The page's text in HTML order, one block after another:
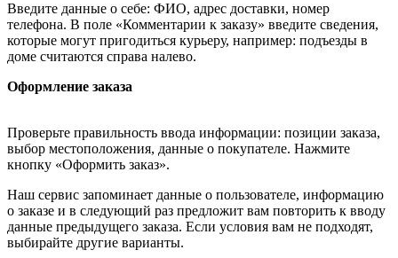
Введите данные о себе: ФИО, адрес доставки, номер
телефона. В поле «Комментарии к заказу» введите сведения,
которые могут пригодиться курьеру, например: подъезды в
доме считаются справа налево.
Оформление заказа
Проверьте правильность ввода информации: позиции заказа,
выбор местоположения, данные о покупателе. Нажмите
кнопку «Оформить заказ».
Наш сервис запоминает данные о пользователе, информацию
о заказе и в следующий раз предложит вам повторить к вводу
данные предыдущего заказа. Если условия вам не подходят,
выбирайте другие варианты.